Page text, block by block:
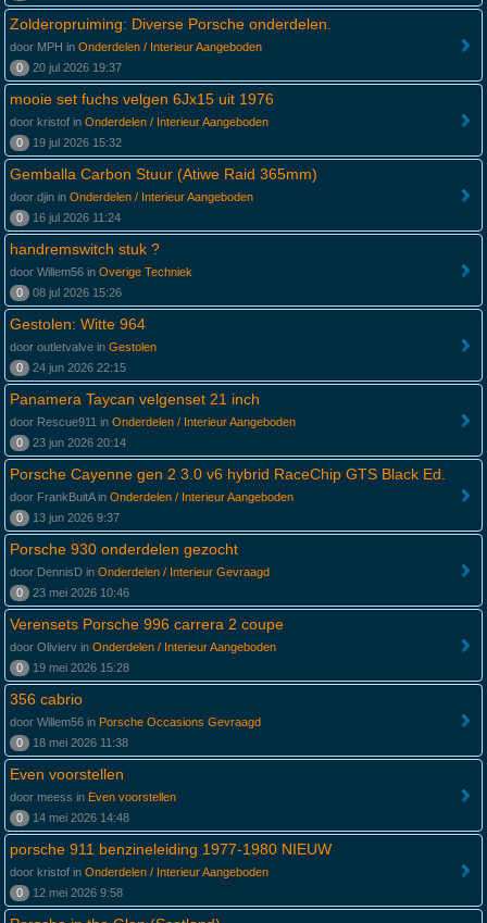
Zolderopruiming: Diverse Porsche onderdelen.
door MPH in Onderdelen / Interieur Aangeboden
0
20 jul 2026 19:37
mooie set fuchs velgen 6Jx15 uit 1976
door kristof in Onderdelen / Interieur Aangeboden
0
19 jul 2026 15:32
Gemballa Carbon Stuur (Atiwe Raid 365mm)
door djin in Onderdelen / Interieur Aangeboden
0
16 jul 2026 11:24
handremswitch stuk ?
door Willem56 in Overige Techniek
0
08 jul 2026 15:26
Gestolen: Witte 964
door outletvalve in Gestolen
0
24 jun 2026 22:15
Panamera Taycan velgenset 21 inch
door Rescue911 in Onderdelen / Interieur Aangeboden
0
23 jun 2026 20:14
Porsche Cayenne gen 2 3.0 v6 hybrid RaceChip GTS Black Ed.
door FrankBuitA in Onderdelen / Interieur Aangeboden
0
13 jun 2026 9:37
Porsche 930 onderdelen gezocht
door DennisD in Onderdelen / Interieur Gevraagd
0
23 mei 2026 10:46
Verensets Porsche 996 carrera 2 coupe
door Olivierv in Onderdelen / Interieur Aangeboden
0
19 mei 2026 15:28
356 cabrio
door Willem56 in Porsche Occasions Gevraagd
0
18 mei 2026 11:38
Even voorstellen
door meess in Even voorstellen
0
14 mei 2026 14:48
porsche 911 benzineleiding 1977-1980 NIEUW
door kristof in Onderdelen / Interieur Aangeboden
0
12 mei 2026 9:58